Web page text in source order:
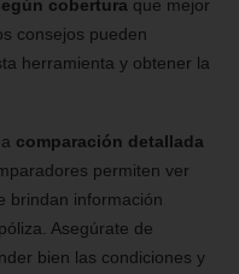
cobertura que mejor
consejos pueden
herramienta y obtener la
comparación detallada
permiten ver
brindan información
Asegúrate de
bien las condiciones y